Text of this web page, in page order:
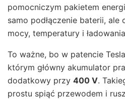
pomocniczym pakietem
samo podłączenie baterii, ale
mocy, temperatury i
To ważne, bo w patencie
którym główny akumulator
dodatkowy przy 400 V.
prostu spiąć przewodem i